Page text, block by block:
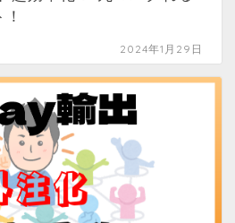
2024年1月29日